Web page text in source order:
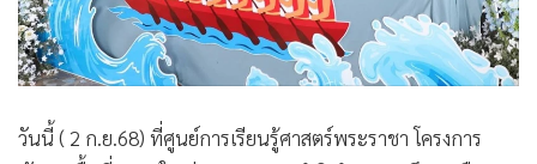
วันนี้ ( 2 ก.ย.68) ที่ศูนย์การเรียนรู้ศาสตร์พระราชา โครงการ